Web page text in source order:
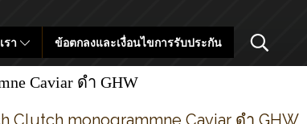
รา ข้อตกลงและเงื่อนไขการรับประกัน
Caviar ดำ GHW
Clutch monogrammne Caviar ดำ GHW